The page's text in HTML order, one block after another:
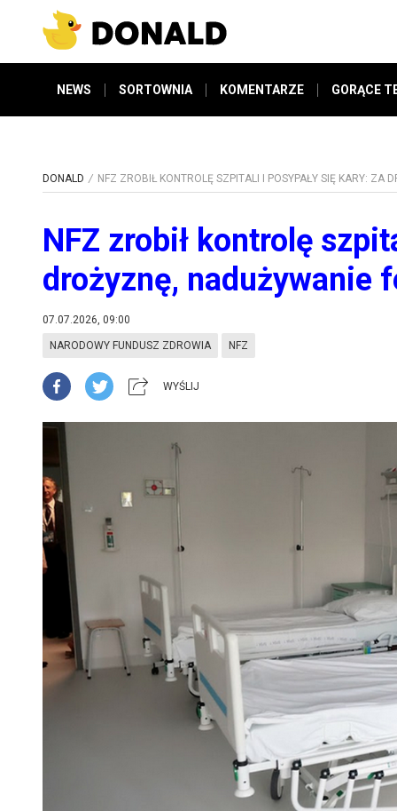
NEWS SORTOWNIA KOMENTARZE GORĄCE
DONALD NFZ ZROBIŁ KONTROLĘ SZPITALI I POSYPAŁY SIĘ KARY: ZA
NFZ zrobił kontrolę
drożyznę, nadużywanie
07.07.2026, 09:00
NARODOWY FUNDUSZ ZDROWIA NFZ
WYŚLIJ